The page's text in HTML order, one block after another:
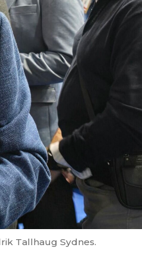
Tallhaug Sydnes.